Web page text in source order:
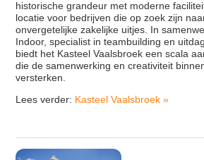
historische grandeur met moderne
locatie voor bedrijven die op zoek zijn
onvergetelijke zakelijke uitjes. In
Indoor, specialist in teambuilding en
biedt het Kasteel Vaalsbroek een scala
die de samenwerking en creativiteit
versterken.
Lees verder: Kasteel Vaalsbroek »